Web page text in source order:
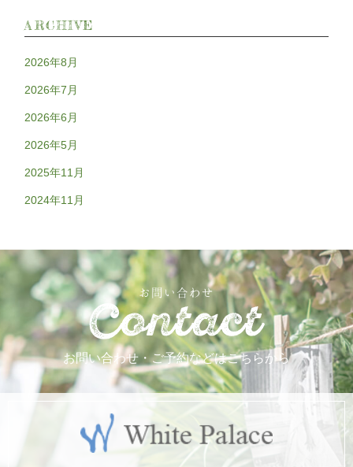
ARCHIVE
2026年8月
2026年7月
2026年6月
2026年5月
2025年11月
2024年11月
お問い合わせ
お問い合わせ・ご予約などはこちらから